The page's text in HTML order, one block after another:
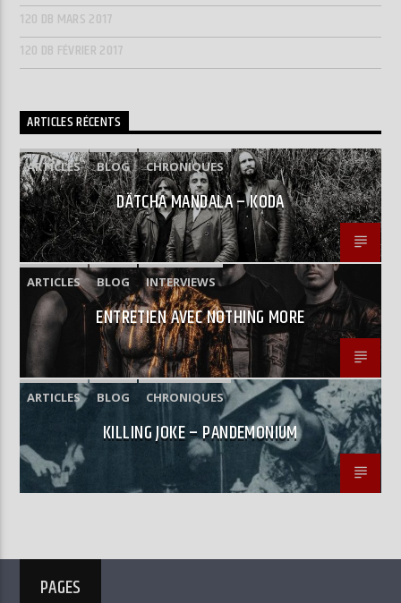
120 DB MARS 2017
120 DB FÉVRIER 2017
ARTICLES RÉCENTS
ARTICLES BLOG CHRONIQUES
DÄTCHA MANDALA – KODA
ARTICLES BLOG INTERVIEWS
ENTRETIEN AVEC NOTHING MORE
ARTICLES BLOG CHRONIQUES
KILLING JOKE – PANDEMONIUM
PAGES